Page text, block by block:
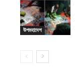
উপমহাদেশ